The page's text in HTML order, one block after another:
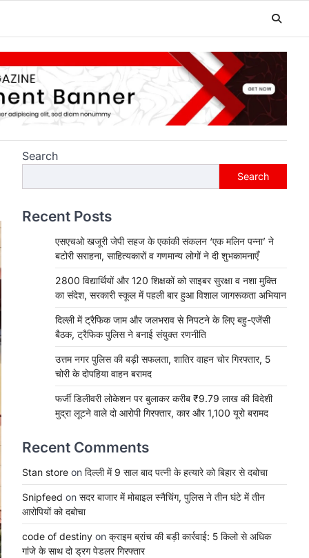
Search
Search
Recent Posts
एसएचओ खजूरी जेपी सहज के एकांकी संकलन ‘एक मलिन पन्ना’ ने
बटोरी सराहना, साहित्यकारों व गणमान्य लोगों ने दी शुभकामनाएँ
2800 विद्यार्थियों और 120 शिक्षकों को साइबर सुरक्षा व नशा मुक्ति
का संदेश, सरकारी स्कूल में पहली बार हुआ विशाल जागरूकता अभियान
दिल्ली में ट्रैफिक जाम और जलभराव से निपटने के लिए बहु-एजेंसी
बैठक, ट्रैफिक पुलिस ने बनाई संयुक्त रणनीति
उत्तम नगर पुलिस की बड़ी सफलता, शातिर वाहन चोर गिरफ्तार, 5
चोरी के दोपहिया वाहन बरामद
फर्जी डिलीवरी लोकेशन पर बुलाकर करीब ₹9.79 लाख की विदेशी
मुद्रा लूटने वाले दो आरोपी गिरफ्तार, कार और 1,100 यूरो बरामद
Recent Comments
Stan store on दिल्ली में 9 साल बाद पत्नी के हत्यारे को बिहार से दबोचा
Snipfeed on सदर बाजार में मोबाइल स्नैचिंग, पुलिस ने तीन घंटे में तीन
आरोपियों को दबोचा
code of destiny on क्राइम ब्रांच की बड़ी कार्रवाई: 5 किलो से अधिक
गांजे के साथ दो ड्रग पेडलर गिरफ्तार